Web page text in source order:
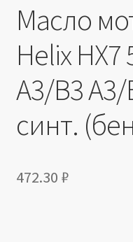
Масло
Helix HX7
A3/B3
синт.
472.30 ₽